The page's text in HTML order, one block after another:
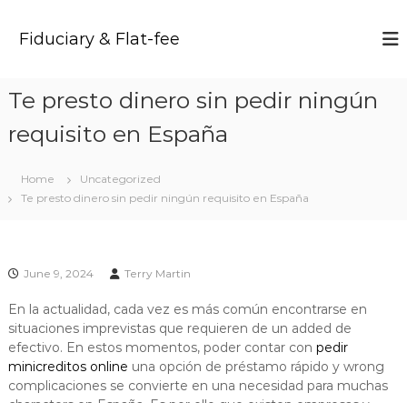
Fiduciary & Flat-fee
Te presto dinero sin pedir ningún
requisito en España
Home
Uncategorized
Te presto dinero sin pedir ningún requisito en España
June 9, 2024 Terry Martin
En la actualidad, cada vez es más común encontrarse en
situaciones imprevistas que requieren de un added de
efectivo. En estos momentos, poder contar con pedir
minicreditos online una opción de préstamo rápido y wrong
complicaciones se convierte en una necesidad para muchas